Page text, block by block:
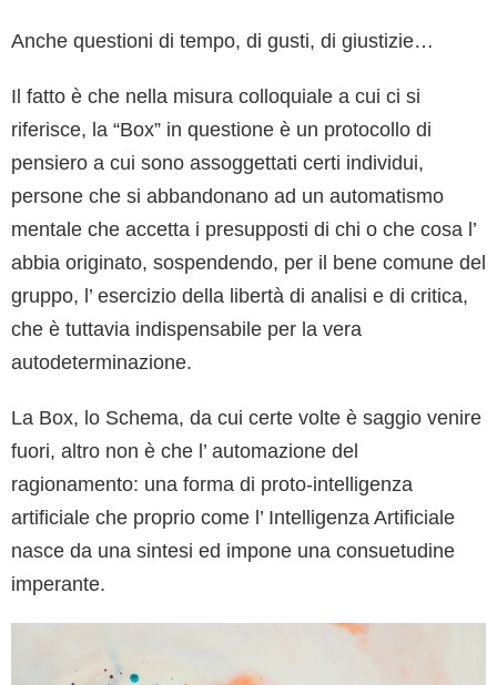
Anche questioni di tempo, di gusti, di giustizie…
Il fatto è che nella misura colloquiale a cui ci si
riferisce, la “Box” in questione è un protocollo di
pensiero a cui sono assoggettati certi individui,
persone che si abbandonano ad un automatismo
mentale che accetta i presupposti di chi o che cosa l’
abbia originato, sospendendo, per il bene comune del
gruppo, l’ esercizio della libertà di analisi e di critica,
che è tuttavia indispensabile per la vera
autodeterminazione.
La Box, lo Schema, da cui certe volte è saggio venire
fuori, altro non è che l’ automazione del
ragionamento: una forma di proto-intelligenza
artificiale che proprio come l’ Intelligenza Artificiale
nasce da una sintesi ed impone una consuetudine
imperante.